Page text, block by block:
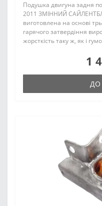
Подушка двигуна задня
2011 ЗМІННИЙ
виготовлена на основі
гарячого затвердіння
жорсткість таку ж, як і
1